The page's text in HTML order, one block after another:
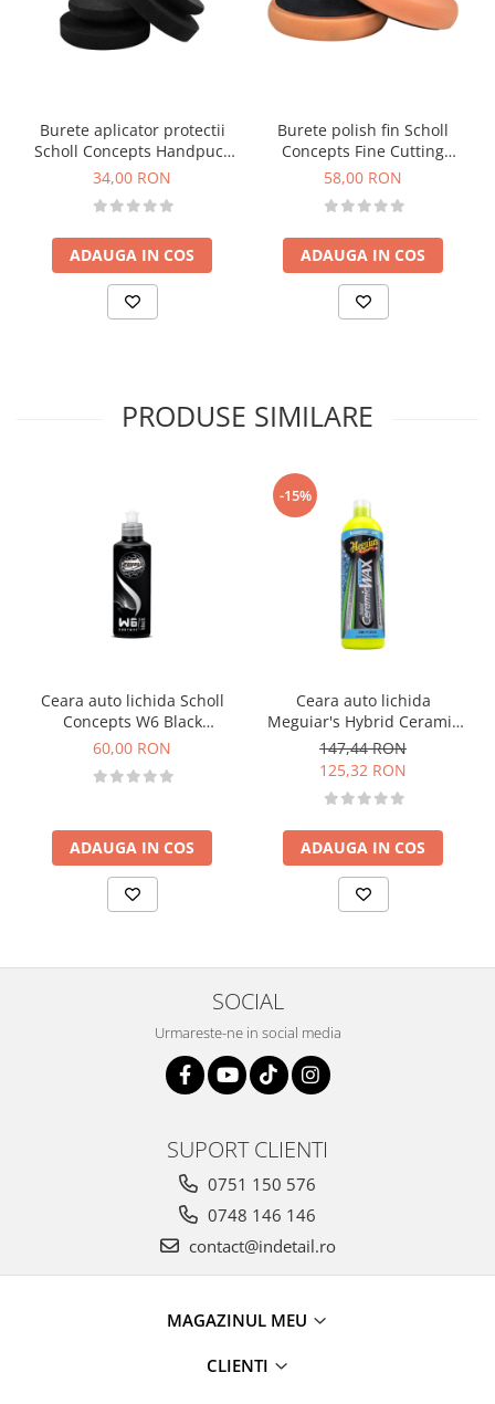
Burete aplicator protectii
Scholl Concepts Handpuck
Black, 100/50mm
34,00 RON
ADAUGA IN COS
Burete polish fin Scholl
Concepts Fine Cutting
Premium Pad, portocaliu, M
58,00 RON
ADAUGA IN COS
PRODUSE SIMILARE
Ceara auto lichida Scholl
Concepts W6 Black
Coatwax, 250ml
60,00 RON
ADAUGA IN COS
-15%
Ceara auto lichida
Meguiar's Hybrid Ceramic
Liquid Wax, 473ml
147,44 RON
125,32 RON
ADAUGA IN COS
SOCIAL
Urmareste-ne in social media
SUPORT CLIENTI
0751 150 576
0748 146 146
contact@indetail.ro
MAGAZINUL MEU
CLIENTI